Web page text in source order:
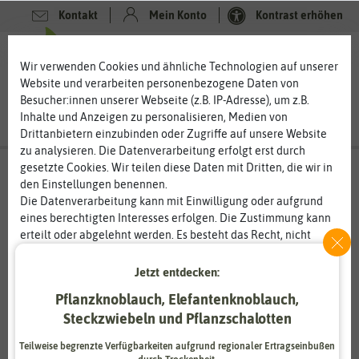
Kontakt Mein Konto Kontrast erhöhen
Wir verwenden Cookies und ähnliche Technologien auf unserer
Website und verarbeiten personenbezogene Daten von
Besucher:innen unserer Webseite (z.B. IP-Adresse), um z.B.
Inhalte und Anzeigen zu personalisieren, Medien von
Drittanbietern einzubinden oder Zugriffe auf unsere Website
zu analysieren. Die Datenverarbeitung erfolgt erst durch
gesetzte Cookies. Wir teilen diese Daten mit Dritten, die wir in
den Einstellungen benennen.
Die Datenverarbeitung kann mit Einwilligung oder aufgrund
eines berechtigten Interesses erfolgen. Die Zustimmung kann
erteilt oder abgelehnt werden. Es besteht das Recht, nicht
Zeitpunkt zu ändern oder zu widerrufen. Weitere
den Diensten erklären wir in unsererDaten­schutz­erklärung
Essenziell Statistik
Jetzt entdecken:
Pflanzknoblauch, Elefantenknoblauch,
Steckzwiebeln und Pflanzschalotten
Teilweise begrenzte Verfügbarkeiten aufgrund regionaler Ertragseinbußen